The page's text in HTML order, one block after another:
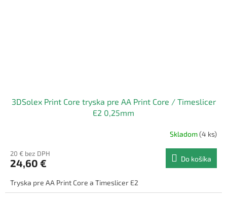
3DSolex Print Core tryska pre AA Print Core / Timeslicer
E2 0,25mm
Skladom(4 ks)
20 € bez DPH
24,60 € Do košíka
Tryska pre AA Print Core a Timeslicer E2